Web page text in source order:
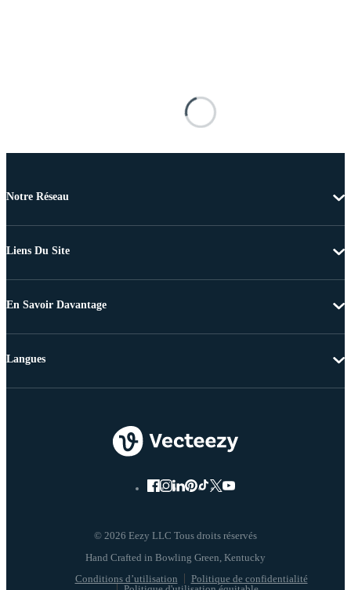
Notre Réseau
Liens Du Site
En Savoir Davantage
© 2026 Eezy LLC Tous droits réservés
Conditions d’utilisation
Politique de confidentialité
Langues